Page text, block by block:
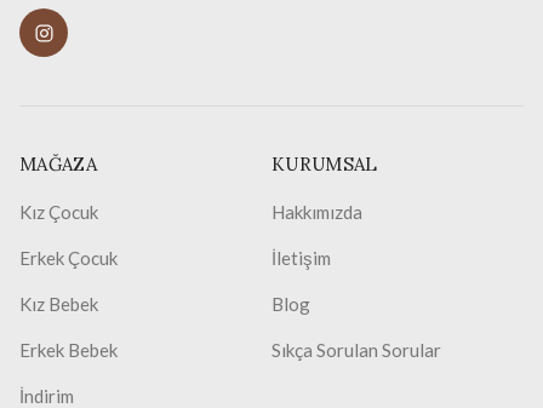
MAĞAZA
Kız Çocuk
Erkek Çocuk
Kız Bebek
Erkek Bebek
İndirim
KURUMSAL
Hakkımızda
İletişim
Blog
Sıkça Sorulan Sorular